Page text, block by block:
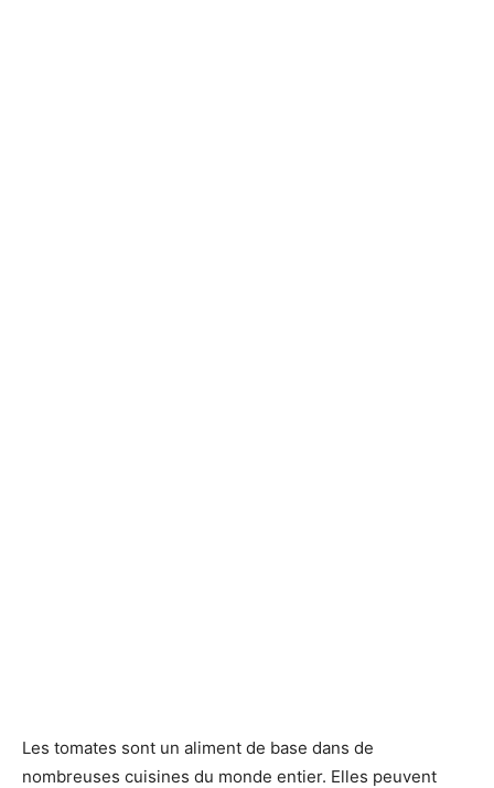
Les tomates sont un aliment de base dans de
nombreuses cuisines du monde entier. Elles peuvent